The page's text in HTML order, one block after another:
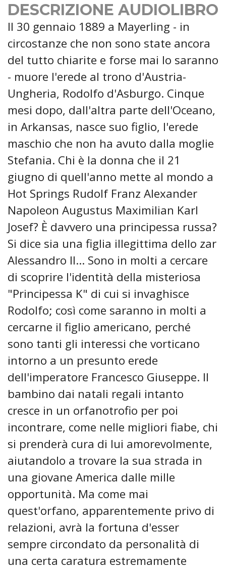
DESCRIZIONE AUDIOLIBRO
Il 30 gennaio 1889 a Mayerling - in
circostanze che non sono state ancora
del tutto chiarite e forse mai lo saranno
- muore l'erede al trono d'Austria-
Ungheria, Rodolfo d'Asburgo. Cinque
mesi dopo, dall'altra parte dell'Oceano,
in Arkansas, nasce suo figlio, l'erede
maschio che non ha avuto dalla moglie
Stefania. Chi è la donna che il 21
giugno di quell'anno mette al mondo a
Hot Springs Rudolf Franz Alexander
Napoleon Augustus Maximilian Karl
Josef? È davvero una principessa russa?
Si dice sia una figlia illegittima dello zar
Alessandro II... Sono in molti a cercare
di scoprire l'identità della misteriosa
"Principessa K" di cui si invaghisce
Rodolfo; così come saranno in molti a
cercarne il figlio americano, perché
sono tanti gli interessi che vorticano
intorno a un presunto erede
dell'imperatore Francesco Giuseppe. Il
bambino dai natali regali intanto
cresce in un orfanotrofio per poi
incontrare, come nelle migliori fiabe, chi
si prenderà cura di lui amorevolmente,
aiutandolo a trovare la sua strada in
una giovane America dalle mille
opportunità. Ma come mai
quest'orfano, apparentemente privo di
relazioni, avrà la fortuna d'esser
sempre circondato da personalità di
una certa caratura estremamente